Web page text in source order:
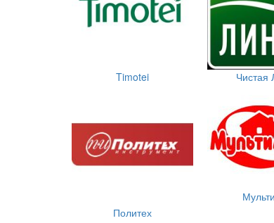
Timotei Чистая
Политех